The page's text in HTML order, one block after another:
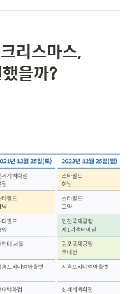
리스마스,
을까?